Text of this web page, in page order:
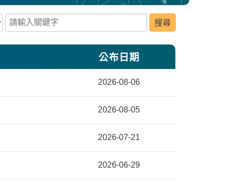
請輸入關鍵字
公布日期
2026-08-06
2026-08-05
2026-07-21
2026-06-29